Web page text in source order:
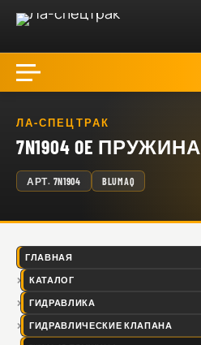
ЛА-СПЕЦТРАК
7N1904 OE ПРУЖИНА
АРТ. 7N1904 BLUMAQ
ГЛАВНАЯ
КАТАЛОГ
ГИДРАВЛИКА
ГИДРАВЛИЧЕСКИЕ КЛАПАНА